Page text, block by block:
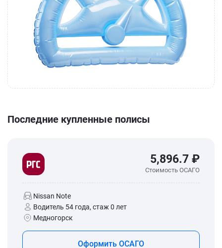
Последние купленные полисы
5,896.7 ₽
Стоимость ОСАГО
Nissan Note
Водитель 54 года, стаж 0 лет
Медногорск
Оформить ОСАГО